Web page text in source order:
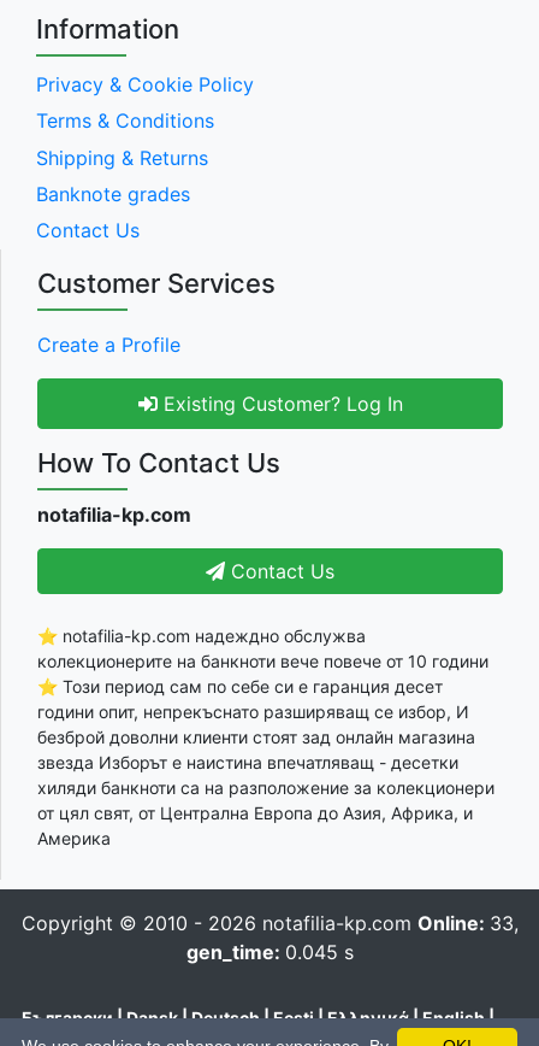
Information
Privacy & Cookie Policy
Terms & Conditions
Shipping & Returns
Banknote grades
Contact Us
Customer Services
Create a Profile
Existing Customer? Log In
How To Contact Us
notafilia-kp.com
Contact Us
⭐ notafilia-kp.com надеждно обслужва
колекционерите на банкноти вече повече от 10 години
⭐ Този период сам по себе си е гаранция десет
години опит, непрекъснато разширяващ се избор, И
безброй доволни клиенти стоят зад онлайн магазина
звезда Изборът е наистина впечатляващ - десетки
хиляди банкноти са на разположение за колекционери
от цял свят, от Централна Европа до Азия, Африка, и
Америка
Copyright © 2010 - 2026 notafilia-kp.com Online: 33,
gen_time: 0.045 s
Български|Dansk|Deutsch|Eesti|Ελληνικά|English|